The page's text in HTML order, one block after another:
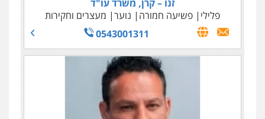
זנו – קרן, משרד עו"ד
פלילי
פשיעה חמורה נוער
מעצרים וחקירות
0543001311